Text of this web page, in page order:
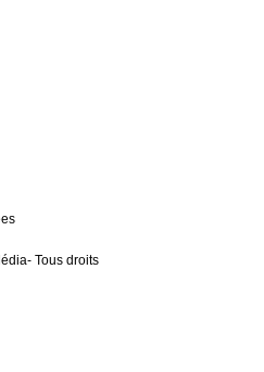
Tous droits